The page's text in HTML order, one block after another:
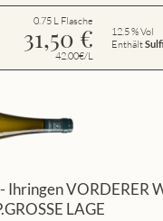
0.75 L Flasche
31,50 €
42.00€/L
12.5 % Vol
Enthält
Ihringen VORDERER
LAGE